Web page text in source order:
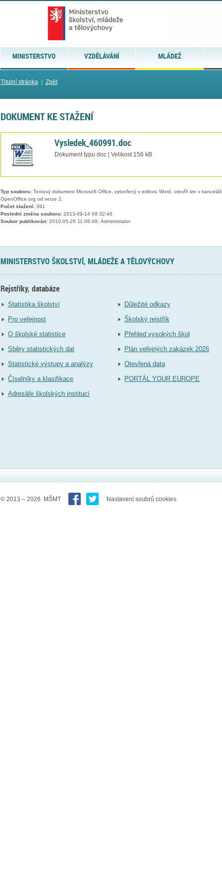
MINISTERSTVO VZDĚLÁVÁNÍ MLÁDEŽ
Titulní stránka| Zpět
DOKUMENT KE STAŽENÍ
Vysledek_460991.doc
Dokument typu doc | Velikost 156 kB
Typ souboru:Textový dokument Microsoft Office, vytvořený v editoru Word, otevřít lze v
OpenOffice.org od verze 2.
Počet stažení:391
Poslední změna souboru:2013-09-14 09:32:46
Soubor publikován:2010-05-26 11:06:49, Administrator
MINISTERSTVO ŠKOLSTVÍ, MLÁDEŽE A TĚLOVÝCHOVY
Rejstříky, databáze
Statistika školství
Pro veřejnost
O školské statistice
Sběry statistických dat
Statistické výstupy a analýzy
Číselníky a klasifikace
Adresáře školských institucí
Důležité odkazy
Školský rejstřík
Přehled vysokých škol
Plán veřejných zakázek 2026
Otevřená data
PORTÁL YOUR EUROPE
© 2013 – 2026 MŠMT Nastavení soubrů cookies